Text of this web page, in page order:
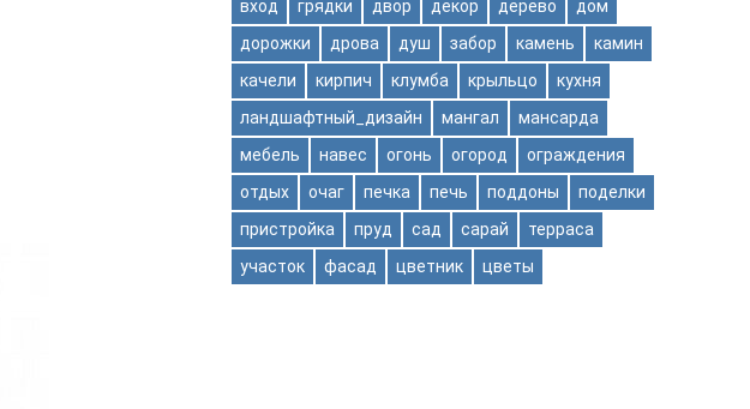
вход грядки двор декор дерево
дом
дорожки
дрова душ забор камень
камин
качели
кирпич клумба крыльцо
кухня
ландшафтный_дизайн
мангал
мансарда
мебель
навес огонь огород
ограждения
отдых
очаг печка печь поддоны
поделки
пристройка
пруд сад сарай
терраса
участок
фасад цветник цветы